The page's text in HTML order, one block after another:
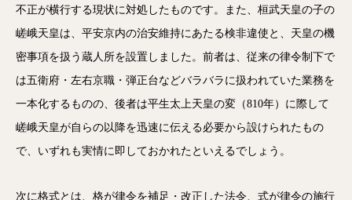
不正が横行する現状に対処したものです。また、桓武天皇の子の
嵯峨天皇は、平安京内の治安維持にあたる検非違使と、天皇の機
密事項を扱う蔵人所を設置しました。前者は、従来の律令制下で
は五衛府・左右京職・弾正台などバラバラに扱われていた業務を
一本化するものの、後者は平生太上天皇の変（810年）に際して
嵯峨天皇が自らの以降を迅速に伝える必要から設けられたもの
で、いずれも実情に即しておかれたといえるでしょう。
次に格式とは、格が律令を補足・改正した法令、式が律令の施行